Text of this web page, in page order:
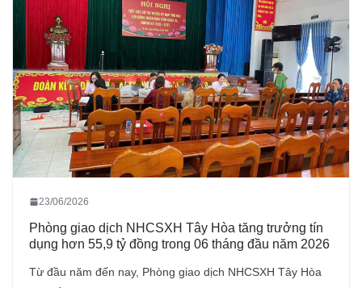
23/06/2026
Phòng giao dịch NHCSXH Tây Hòa tăng trưởng tín
dụng hơn 55,9 tỷ đồng trong 06 tháng đầu năm 2026
Từ đầu năm đến nay, Phòng giao dịch NHCSXH Tây Hòa